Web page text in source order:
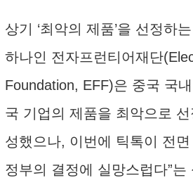
상기 ‘최악의 제품’을 선정하
하나인 전자프런티어재단
Foundation, EFF)은 중국 국
국 기업의 제품을 최악으로
성했으나, 이번에 틱톡이 전
정부의 결정에 실망스럽다”는